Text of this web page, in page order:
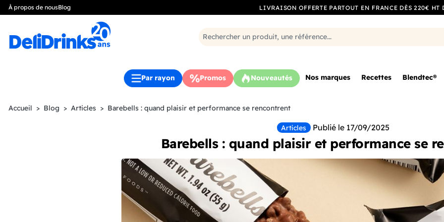
À propos de nousBlog LIVRAISON OFFERTE PARTOUT EN FRANCE DÈS 220€ HT
Par rayon Promos Nouveautés Nos marques Recettes Blendtec®
Accueil Blog Articles Barebells : quand plaisir et performance se rencontrent
Articles Publié le 17/09/2025
Barebells : quand plaisir et performance se